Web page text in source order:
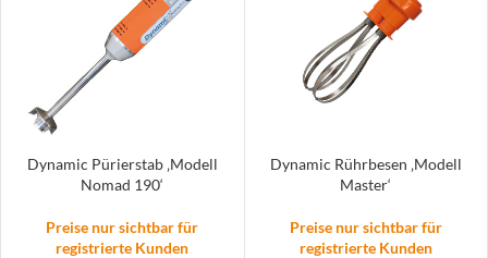
Dynamic Pürierstab ‚Modell
Nomad 190‘
Preise nur sichtbar für
registrierte Kunden
Dynamic Rührbesen ‚Modell
Master‘
Preise nur sichtbar für
registrierte Kunden